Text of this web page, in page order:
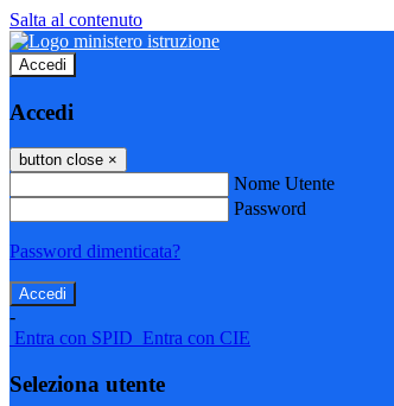
Salta al contenuto
Accedi
Accedi
button close ×
Nome Utente
Password
Password dimenticata?
-
Entra con SPID Entra con CIE
Seleziona utente